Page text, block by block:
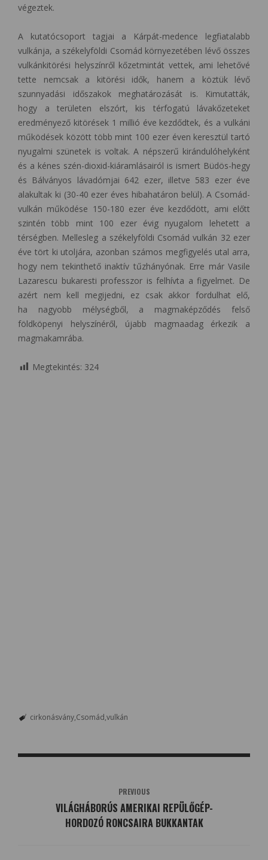
végeztek.
A kutatócsoport tagjai a Kárpát-medence legfiatalabb
vulkánja, a székelyföldi Csomád környezetében lévő összes
vulkánkitörési helyszínről kőzetmintát vettek, ami lehetővé
tette nemcsak a kitörési idők, hanem a köztük lévő
szunnyadási időszakok meghatározását is. Kimutatták,
hogy a területen elszórt, kis térfogatú lávakőzeteket
eredményező kitörések 1 millió éve kezdődtek, és a vulkáni
működések között több mint 100 ezer éven keresztül tartó
nyugalmi szünetek is voltak. A népszerű kirándulóhelyként
és a kénes szén-dioxid-kiáramlásairól is ismert Büdös-hegy
és Bálványos lávadómjai 642 ezer, illetve 583 ezer éve
alakultak ki (30-40 ezer éves hibahatáron belül). A Csomád-
vulkán működése 150-180 ezer éve kezdődött, ami előtt
szintén több mint 100 ezer évig nyugalom lehetett a
térségben. Mellesleg a székelyföldi Csomád vulkán 32 ezer
éve tört ki utoljára, azonban számos megfigyelés utal arra,
hogy nem tekinthető inaktív tűzhányónak. Erre már Vasile
Lazarescu bukaresti professzor is felhívta a figyelmet. De
azért nem kell megijedni, ez csak akkor fordulhat elő,
ha nagyobb mélységből, a magmaképződés felső
földköpenyi helyszínéről, újabb magmaadag érkezik a
magmakamrába.
Megtekintés: 324
cirkonásvány Csomád vulkán
PREVIOUS
VILÁGHÁBORÚS AMERIKAI REPÜLŐGÉP-
HORDOZÓ RONCSAIRA BUKKANTAK